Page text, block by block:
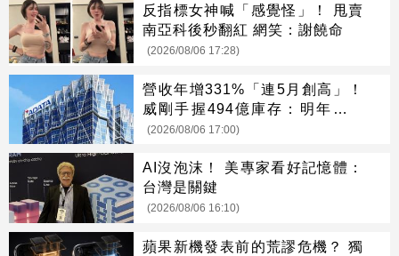
反指標女神喊「感覺怪」！ 甩賣
南亞科後秒翻紅 網笑：謝饒命
(2026/08/06 17:28)
營收年增331%「連5月創高」！
威剛手握494億庫存：明年會更
缺
(2026/08/06 17:00)
AI沒泡沫！ 美專家看好記憶體：
台灣是關鍵
(2026/08/06 16:10)
蘋果新機發表前的荒謬危機？ 獨